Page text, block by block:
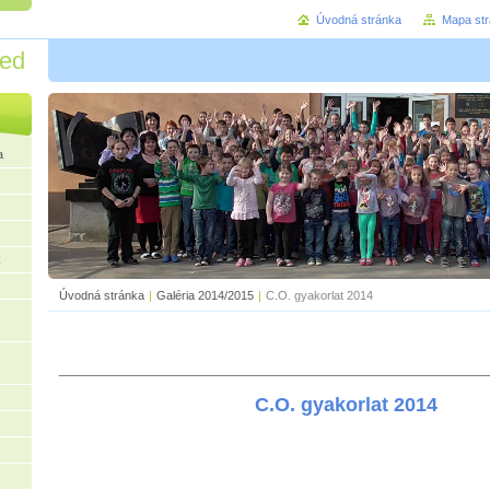
Úvodná stránka | Galéria 2014/2015 | C.O. gyakorlat 2014
C.O. gyakorlat 2014
Úvodná stránka Mapa